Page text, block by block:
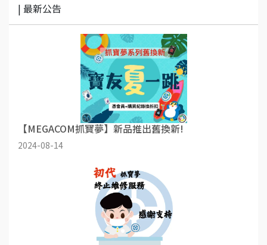
| 最新公告
【MEGACOM抓寶夢】新品推出舊換新!
2024-08-14